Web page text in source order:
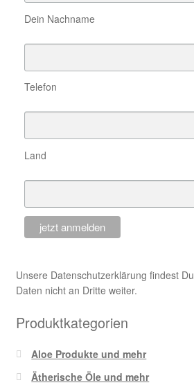
Dein Nachname
Telefon
Land
Unsere Datenschutzerklärung findest Du
Daten nicht an Dritte weiter.
Produktkategorien
Aloe Produkte und mehr
Ätherische Öle und mehr